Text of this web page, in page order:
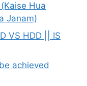
(Kaise Hua
Janam)
VS HDD || IS
achieved